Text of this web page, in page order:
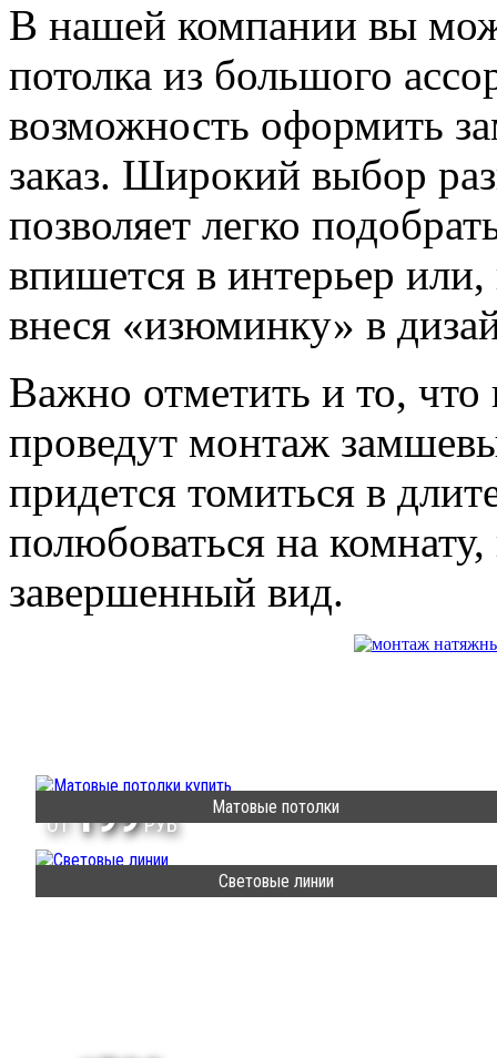
В нашей компании вы
потолка из большого
возможность оформить
заказ. Широкий выбор
позволяет легко
впишется в интерьер или,
внеся «изюминку» в
Важно отметить и то,
проведут монтаж
придется томиться в
полюбоваться на
завершенный вид.
ОТ199РУБ
Матовые потолки
Световые линии